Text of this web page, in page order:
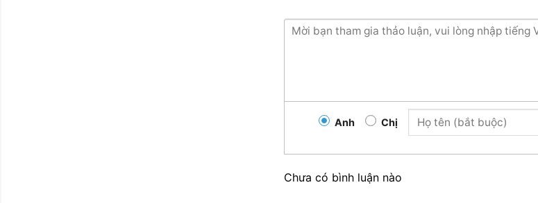
Anh Chị
Chưa có bình luận nào